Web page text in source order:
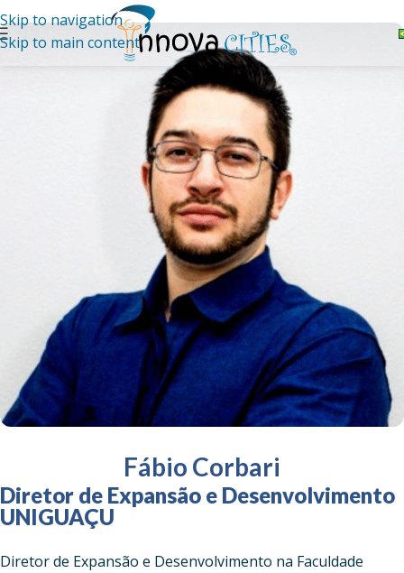
Skip to navigation
Skip to main content
Fábio Corbari
Diretor de Expansão e Desenvolvimento
UNIGUAÇU
Diretor de Expansão e Desenvolvimento na Faculdade